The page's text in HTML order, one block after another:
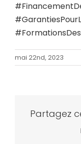
mai 22nd, 2023
Partagez